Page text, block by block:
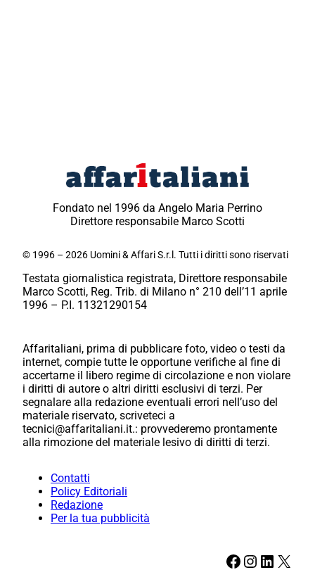
Fondato nel 1996 da Angelo Maria Perrino
Direttore responsabile Marco Scotti
© 1996 – 2026 Uomini & Affari S.r.l. Tutti i diritti sono riservati
Testata giornalistica registrata, Direttore responsabile
Marco Scotti, Reg. Trib. di Milano n° 210 dell’11 aprile
1996 – P.I. 11321290154
Affaritaliani, prima di pubblicare foto, video o testi da
internet, compie tutte le opportune verifiche al fine di
accertarne il libero regime di circolazione e non violare
i diritti di autore o altri diritti esclusivi di terzi. Per
segnalare alla redazione eventuali errori nell’uso del
materiale riservato, scriveteci a
tecnici@affaritaliani.it.: provvederemo prontamente
alla rimozione del materiale lesivo di diritti di terzi.
Contatti
Policy Editoriali
Redazione
Per la tua pubblicità
Facebook Instagram LinkedIn X